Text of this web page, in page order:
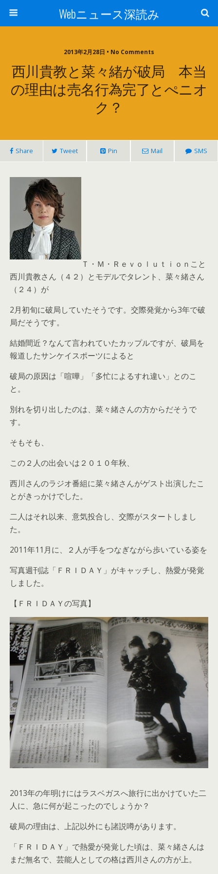
Webニュース深読み
2013年2月28日 • No Comments
西川貴教と菜々緒が破局 本当
の理由は売名行為完了とぺニオ
ク？
Share Tweet Pin Mail SMS
Ｔ・Ｍ・Ｒｅｖｏｌｕｔｉｏｎこと
西川貴教さん（４２）とモデルでタレント、菜々緒さん
（２４）が
2月初旬に破局していたそうです。交際発覚から3年で破
局だそうです。
結婚間近？なんて言われていたカップルですが、破局を
報道したサンケイスポーツによると
破局の原因は「喧嘩」「多忙によるすれ違い」とのこ
と。
別れを切り出したのは、菜々緒さんの方からだそうで
す。
そもそも、
この２人の出会いは２０１０年秋、
西川さんのラジオ番組に菜々緒さんがゲスト出演したこ
とがきっかけでした。
二人はそれ以来、意気投合し、交際がスタートしまし
た。
2011年11月に、２人が手をつなぎながら歩いている姿を
写真週刊誌「ＦＲＩＤＡＹ」がキャッチし、熱愛が発覚
しました。
【ＦＲＩＤＡＹの写真】
2013年の年明けにはラスベガスへ旅行に出かけていた二
人に、急に何が起こったのでしょうか？
破局の理由は、上記以外にも諸説噂があります。
「ＦＲＩＤＡＹ」で熱愛が発覚した頃は、菜々緒さんは
まだ無名で、芸能人としての格は西川さんの方が上。